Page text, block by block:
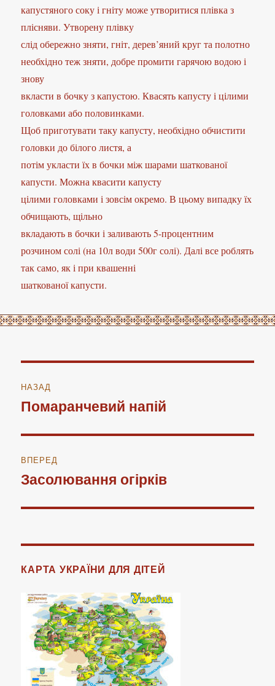
капустяного соку і гніту може утворитися плівка з
плісняви. Утворену плівку
слід обережно зняти, гніт, дерев’яний круг та полотно
необхідно теж зняти, добре промити гарячою водою і
знову
вкласти в бочку з капустою. Квасять капусту і цілими
головками або половинками.
Щоб приготувати таку капусту, необхідно обчистити
головки до білого листя, а
потім укласти їх в бочки між шарами шаткованої
капусти. Можна квасити капусту
цілими головками і зовсім окремо. В цьому випадку їх
обчищають, щільно
вкладають в бочки і заливають 5-процентним
розчином солі (на 10л води 500г солі). Далі все роблять
так само, як і при квашенні
шаткованої капусти.
записів
НАЗАД
Попередній
Помаранчевий напій
ВПЕРЕД
Наступний
Засолювання огірків
КАРТА УКРАЇНИ ДЛЯ ДІТЕЙ